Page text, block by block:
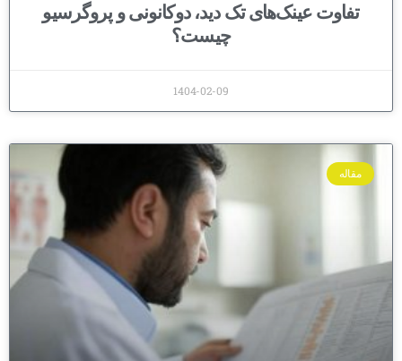
تفاوت عینک‌های تک دید، دوکانونی و پروگرسیو
چیست؟
1404-02-09
مقاله